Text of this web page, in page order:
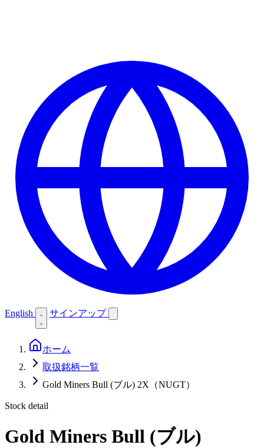
English サインアップ
ホーム
取扱銘柄一覧
Gold Miners Bull (ブル) 2X（NUGT）
Stock detail
Gold Miners Bull (ブル)